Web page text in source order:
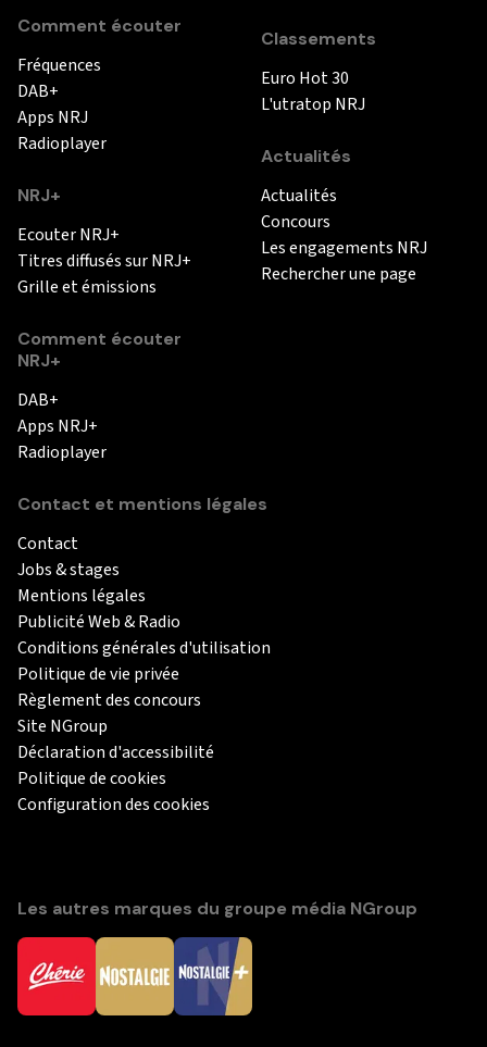
Comment écouter
Fréquences
DAB+
Apps NRJ
Radioplayer
NRJ+
Ecouter NRJ+
Titres diffusés sur NRJ+
Grille et émissions
Comment écouter
NRJ+
DAB+
Apps NRJ+
Radioplayer
Classements
Euro Hot 30
L'utratop NRJ
Actualités
Actualités
Concours
Les engagements NRJ
Rechercher une page
Contact et mentions légales
Contact
Jobs & stages
Mentions légales
Publicité Web & Radio
Conditions générales d'utilisation
Politique de vie privée
Règlement des concours
Site NGroup
Déclaration d'accessibilité
Politique de cookies
Configuration des cookies
Les autres marques du groupe média NGroup